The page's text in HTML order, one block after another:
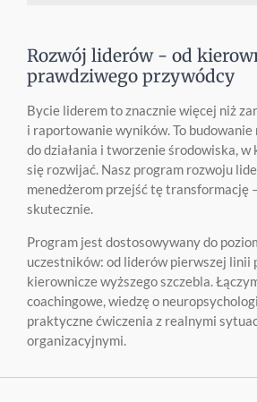
Rozwój liderów - od
prawdziwego przywódcy
Bycie liderem to znacznie więcej niż
i raportowanie wyników. To
do działania i tworzenie środowiska, w
się rozwijać. Nasz program rozwoju
menedżerom przejść tę transformację
skutecznie.
Program jest dostosowywany do
uczestników: od liderów pierwszej linii
kierownicze wyższego szczebla.
coachingowe, wiedzę o
praktyczne ćwiczenia z realnymi
organizacyjnymi.